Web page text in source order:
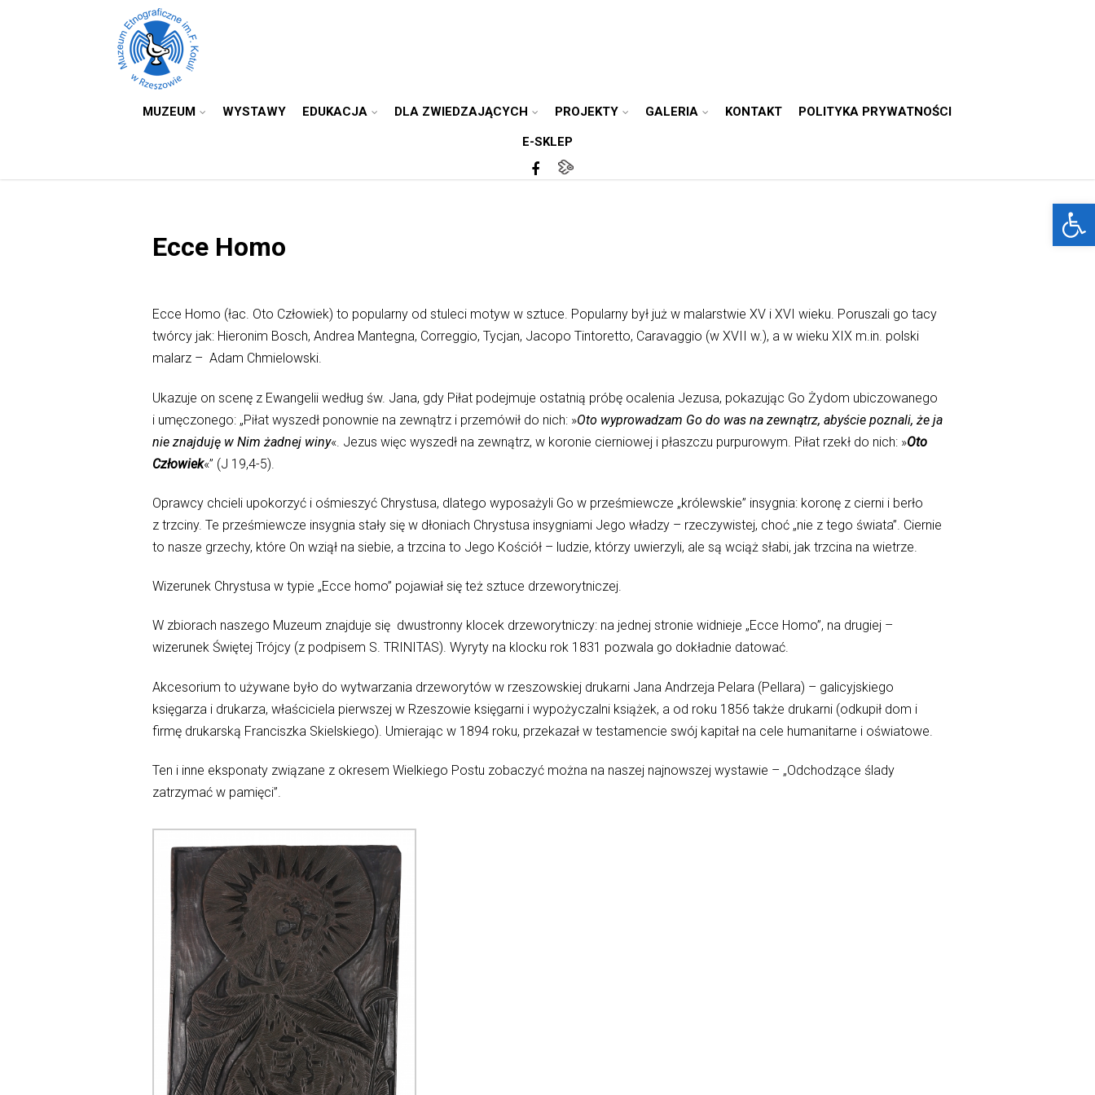
MUZEUM WYSTAWY EDUKACJA DLA ZWIEDZAJĄCYCH PROJEKTY GALERIA KONTAKT POLITYKA PRYWATNOŚCI
E-SKLEP
Ecce Homo
Ecce Homo (łac. Oto Człowiek) to popularny od stuleci motyw w sztuce. Popularny był już w malarstwie XV i XVI wieku. Poruszali go tacy
twórcy jak: Hieronim Bosch, Andrea Mantegna, Correggio, Tycjan, Jacopo Tintoretto, Caravaggio (w XVII w.), a w wieku XIX m.in. polski
malarz – Adam Chmielowski.
Ukazuje on scenę z Ewangelii według św. Jana, gdy Piłat podejmuje ostatnią próbę ocalenia Jezusa, pokazując Go Żydom ubiczowanego
i umęczonego: „Piłat wyszedł ponownie na zewnątrz i przemówił do nich: »Oto wyprowadzam Go do was na zewnątrz, abyście poznali, że ja
nie znajduję w Nim żadnej winy«. Jezus więc wyszedł na zewnątrz, w koronie cierniowej i płaszczu purpurowym. Piłat rzekł do nich: »Oto
Człowiek«” (J 19,4-5).
Oprawcy chcieli upokorzyć i ośmieszyć Chrystusa, dlatego wyposażyli Go w prześmiewcze „królewskie” insygnia: koronę z cierni i berło
z trzciny. Te prześmiewcze insygnia stały się w dłoniach Chrystusa insygniami Jego władzy – rzeczywistej, choć „nie z tego świata”. Ciernie
to nasze grzechy, które On wziął na siebie, a trzcina to Jego Kościół – ludzie, którzy uwierzyli, ale są wciąż słabi, jak trzcina na wietrze.
Wizerunek Chrystusa w typie „Ecce homo” pojawiał się też sztuce drzeworytniczej.
W zbiorach naszego Muzeum znajduje się dwustronny klocek drzeworytniczy: na jednej stronie widnieje „Ecce Homo”, na drugiej –
wizerunek Świętej Trójcy (z podpisem S. TRINITAS). Wyryty na klocku rok 1831 pozwala go dokładnie datować.
Akcesorium to używane było do wytwarzania drzeworytów w rzeszowskiej drukarni Jana Andrzeja Pelara (Pellara) – galicyjskiego
księgarza i drukarza, właściciela pierwszej w Rzeszowie księgarni i wypożyczalni książek, a od roku 1856 także drukarni (odkupił dom i
firmę drukarską Franciszka Skielskiego). Umierając w 1894 roku, przekazał w testamencie swój kapitał na cele humanitarne i oświatowe.
Ten i inne eksponaty związane z okresem Wielkiego Postu zobaczyć można na naszej najnowszej wystawie – „Odchodzące ślady
zatrzymać w pamięci”.